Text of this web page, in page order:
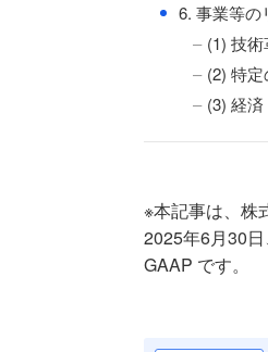
● 6. 事業等の
(1) 技
(2) 特
(3) 経
※本記事は、株
2025年6月30
GAAP です。